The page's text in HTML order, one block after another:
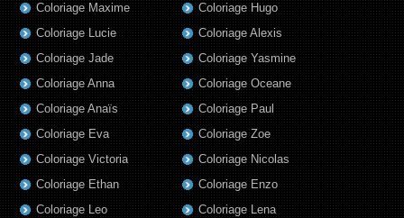
Coloriage Maxime
Coloriage Lucie
Coloriage Jade
Coloriage Anna
Coloriage Anaïs
Coloriage Eva
Coloriage Victoria
Coloriage Ethan
Coloriage Leo
Coloriage Hugo
Coloriage Alexis
Coloriage Yasmine
Coloriage Oceane
Coloriage Paul
Coloriage Zoe
Coloriage Nicolas
Coloriage Enzo
Coloriage Lena